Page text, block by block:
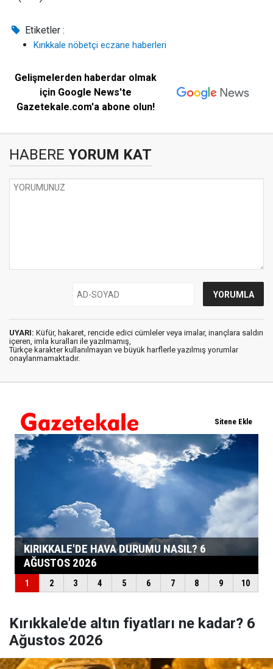
Etiketler :
Kırıkkale nöbetçi eczane haberleri
Gelişmelerden haberdar olmak
için Google News'te
Gazetekale.com'a abone olun!
HABERE YORUM KAT
UYARI: Küfür, hakaret, rencide edici cümleler veya imalar, inançlara saldırı
içeren, imla kuralları ile yazılmamış,
Türkçe karakter kullanılmayan ve büyük harflerle yazılmış yorumlar
onaylanmamaktadır.
Kırıkkale'de altın fiyatları ne kadar? 6
Ağustos 2026